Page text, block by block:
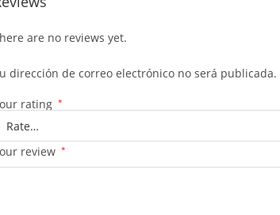
are no reviews yet.
dirección de correo electrónico no será publicada.
rating *
review *